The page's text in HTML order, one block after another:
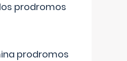
prodromos
prodromos